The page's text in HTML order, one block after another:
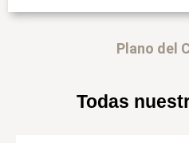
Plano del
Todas